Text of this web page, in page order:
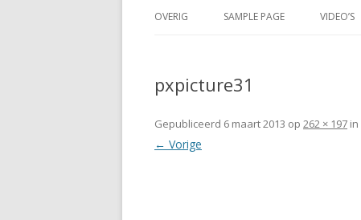
OVERIG SAMPLE PAGE VIDEO’S
pxpicture31
Gepubliceerd 6 maart 2013 op 262 × 197 in
← Vorige